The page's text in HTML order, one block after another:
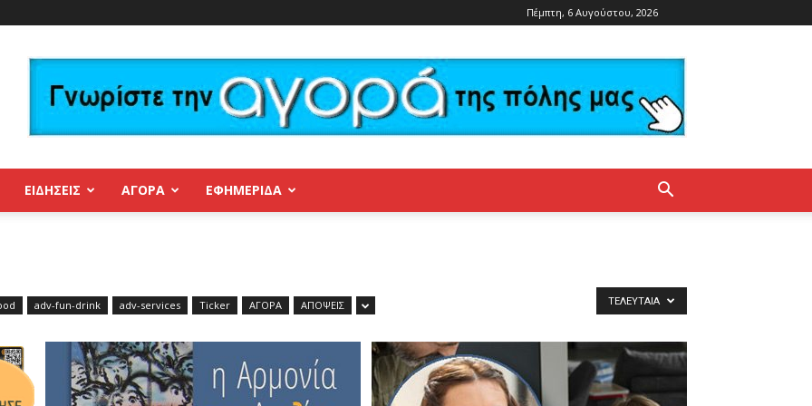
Πέμπτη, 6 Αυγούστου, 2026
ΕΙΔΗΣΕΙΣ ΑΓΟΡΑ ΕΦΗΜΕΡΊΔΑ
adv-fun-drink adv-services Ticker ΑΓΟΡΑ ΑΠΟΨΕΙΣ ΤΕΛΕΥΤΑΊΑ